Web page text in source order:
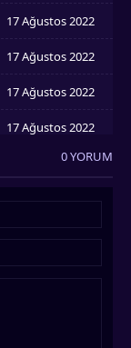
17 Ağustos 2022
17 Ağustos 2022
17 Ağustos 2022
17 Ağustos 2022
17 Ağustos 2022
0 YORUM